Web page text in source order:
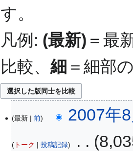
移
動
す。
凡例: (最新) ＝最
比較、 細 ＝細部
最新 前 2007年
トーク 投稿記録